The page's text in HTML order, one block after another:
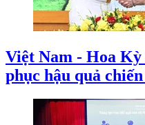
Việt Nam - Hoa
phục hậu quả